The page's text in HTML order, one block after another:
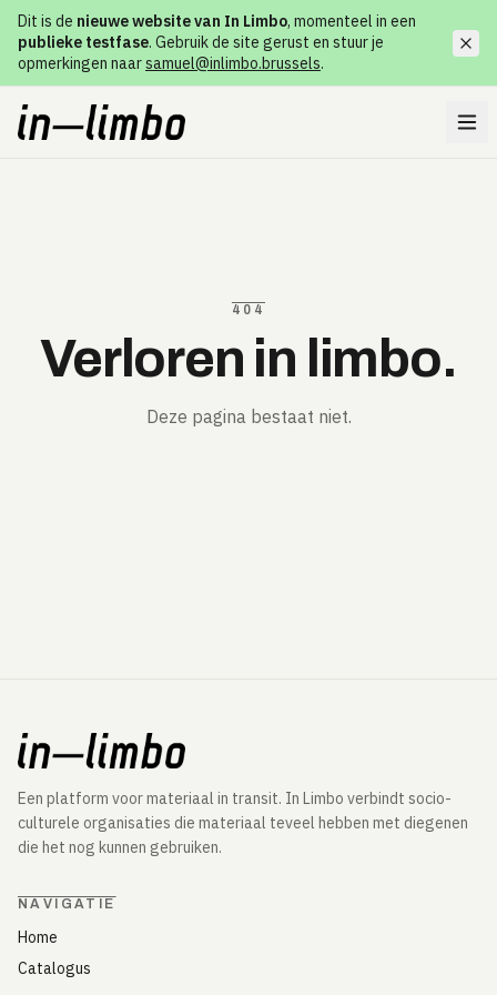
Dit is de nieuwe website van In Limbo, momenteel in een
publieke testfase. Gebruik de site gerust en stuur je
opmerkingen naarsamuel@inlimbo.brussels.
404
Verloren in limbo.
Deze pagina bestaat niet.
Een platform voor materiaal in transit. In Limbo verbindt socio-
culturele organisaties die materiaal teveel hebben met diegenen
die het nog kunnen gebruiken.
NAVIGATIE
Home
Catalogus